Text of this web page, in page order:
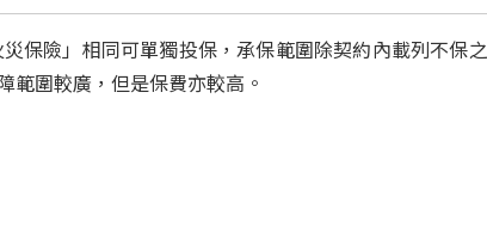
保險」相同可單獨投保，承保範圍除契約內載列不保
範圍較廣，但是保費亦較高。